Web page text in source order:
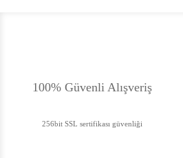
100% Güvenli Alışveriş
256bit SSL sertifikası güvenliği